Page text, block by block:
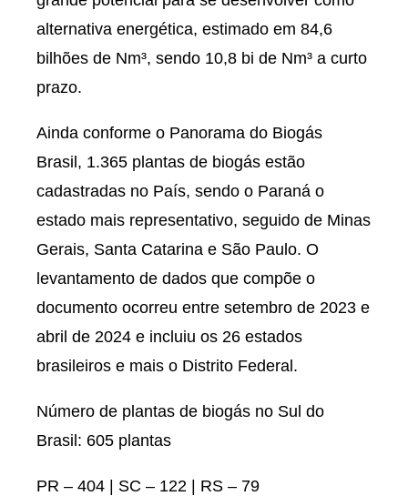
alternativa energética, estimado em 84,6
bilhões de Nm³, sendo 10,8 bi de Nm³ a curto
prazo.
Ainda conforme o Panorama do Biogás
Brasil, 1.365 plantas de biogás estão
cadastradas no País, sendo o Paraná o
estado mais representativo, seguido de Minas
Gerais, Santa Catarina e São Paulo. O
levantamento de dados que compõe o
documento ocorreu entre setembro de 2023 e
abril de 2024 e incluiu os 26 estados
brasileiros e mais o Distrito Federal.
Número de plantas de biogás no Sul do
Brasil: 605 plantas
PR – 404 | SC – 122 | RS – 79